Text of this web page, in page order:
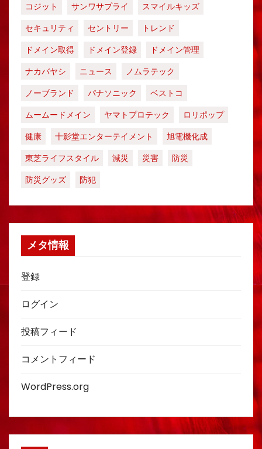
コジット
サンワサプライ
スマイルキッズ
セキュリティ
セントリー
トレンド
ドメイン取得
ドメイン登録
ドメイン管理
ナカバヤシ
ニュース
ノムラテック
ノーブランド
パナソニック
ベストコ
ムームードメイン
ヤマトプロテック
ロリポップ
健康
十影堂エンターテイメント
旭電機化成
東芝ライフスタイル
減災 災害
防災
防災グッズ
防犯
メタ情報
登録
ログイン
投稿フィード
コメントフィード
WordPress.org